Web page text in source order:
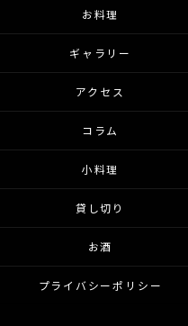
お料理
ギャラリー
アクセス
コラム
小料理
貸し切り
お酒
プライバシーポリシー